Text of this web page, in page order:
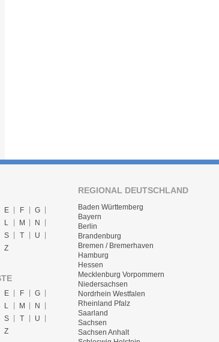
E F
G
L M
N
S T
U
Z
E F
G
L M
N
S T
U
Z
REGIONAL DEUTSCHLAND
Baden Württemberg
Bayern
Berlin
Brandenburg
Bremen / Bremerhaven
Hamburg
Hessen
Mecklenburg Vorpommern
Niedersachsen
Nordrhein Westfalen
Rheinland Pfalz
Saarland
Sachsen
Sachsen Anhalt